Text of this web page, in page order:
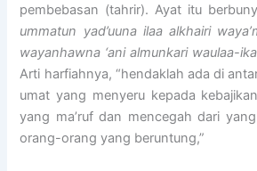
pembebasan (tahrir). Ayat itu
ummatun yad’uuna ilaa alkhairi
wayanhawna ‘ani almunkari waulaa-
Arti harfiahnya, “hendaklah ada di
umat yang menyeru kepada
yang ma’ruf dan mencegah dari
orang-orang yang beruntung,”